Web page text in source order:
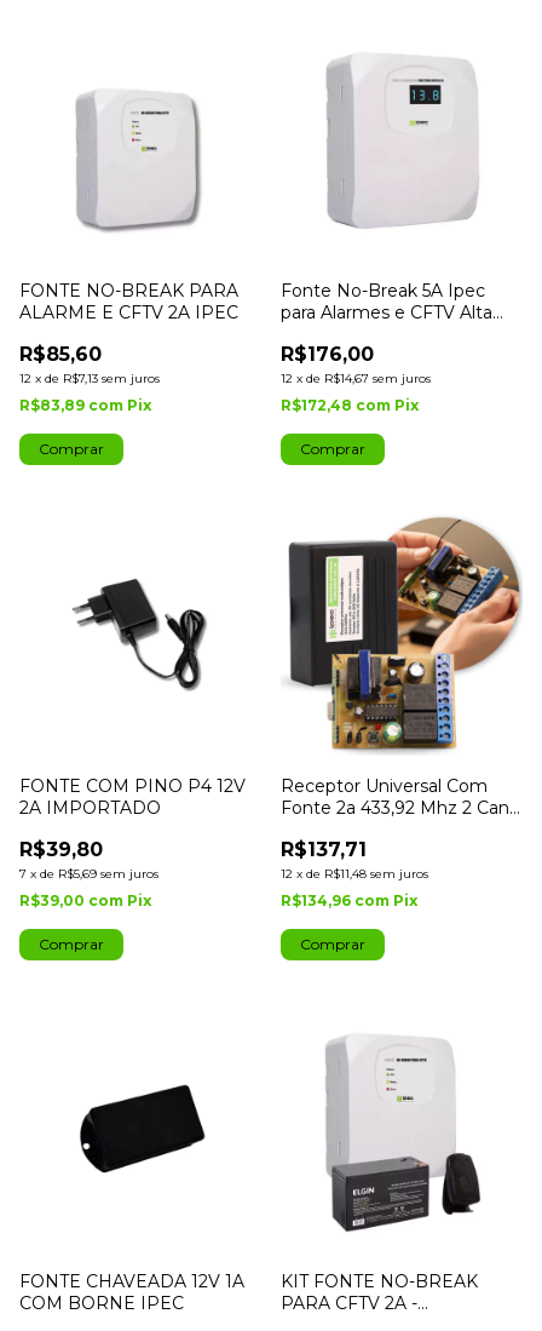
FONTE NO-BREAK PARA
ALARME E CFTV 2A IPEC
R$85,60
12 x de R$7,13 sem juros
R$83,89 com Pix
Fonte No-Break 5A Ipec
para Alarmes e CFTV Alta
R$176,00
12 x de R$14,67 sem juros
R$172,48 com Pix
FONTE COM PINO P4 12V
2A IMPORTADO
R$39,80
7 x de R$5,69 sem juros
R$39,00 com Pix
Receptor Universal Com
Fonte 2a 433,92 Mhz 2 Canal
R$137,71
12 x de R$11,48 sem juros
R$134,96 com Pix
FONTE CHAVEADA 12V 1A
COM BORNE IPEC
KIT FONTE NO-BREAK
PARA CFTV 2A -